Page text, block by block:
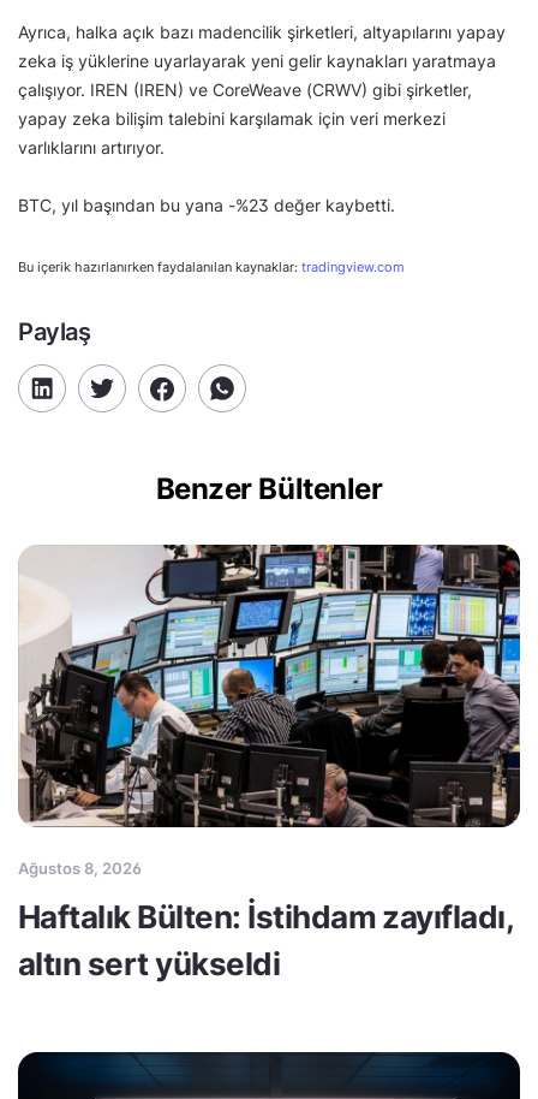
Ayrıca, halka açık bazı madencilik şirketleri, altyapılarını yapay
zeka iş yüklerine uyarlayarak yeni gelir kaynakları yaratmaya
çalışıyor. IREN (IREN) ve CoreWeave (CRWV) gibi şirketler,
yapay zeka bilişim talebini karşılamak için veri merkezi
varlıklarını artırıyor.
BTC, yıl başından bu yana -%23 değer kaybetti.
Bu içerik hazırlanırken faydalanılan kaynaklar: tradingview.com
Paylaş
Benzer Bültenler
Ağustos 8, 2026
Haftalık Bülten: İstihdam zayıfladı,
altın sert yükseldi